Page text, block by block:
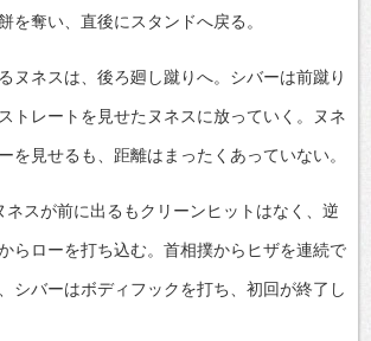
を奪い、直後にスタンドへ戻る。
ヌネスは、後ろ廻し蹴りへ。シバーは前蹴り
トレートを見せたヌネスに放っていく。ヌネ
を見せるも、距離はまったくあっていない。
ネスが前に出るもクリーンヒットはなく、逆
らローを打ち込む。首相撲からヒザを連続で
シバーはボディフックを打ち、初回が終了し